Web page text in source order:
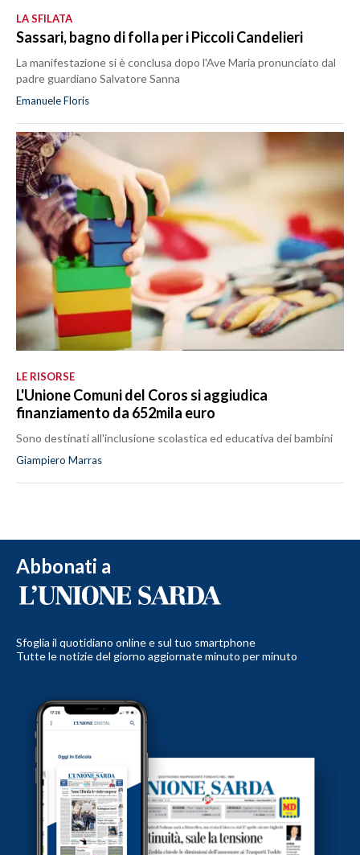
LA SFILATA
Sassari, bagno di folla per i Piccoli Candelieri
La manifestazione si è conclusa dopo l'Ave Maria pronunciato dal
padre guardiano Salvatore Sanna
Emanuele Floris
LE RISORSE
L'Unione Comuni del Coros si aggiudica
finanziamento da 652mila euro
Sono destinati all'inclusione scolastica ed educativa dei bambini
Giampiero Marras
Abbonati a
Sfoglia il quotidiano online e sul tuo smartphone
Tutte le notizie del giorno aggiornate minuto per minuto